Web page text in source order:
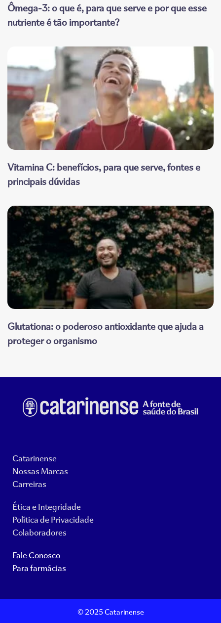
Ômega-3: o que é, para que serve e por que esse
nutriente é tão importante?
Vitamina C: benefícios, para que serve, fontes e
principais dúvidas
Glutationa: o poderoso antioxidante que ajuda a
proteger o organismo
Catarinense
Nossas Marcas
Carreiras
Ética e Integridade
Política de Privacidade
Colaboradores
Fale Conosco
Para farmácias
© 2025 Catarinense